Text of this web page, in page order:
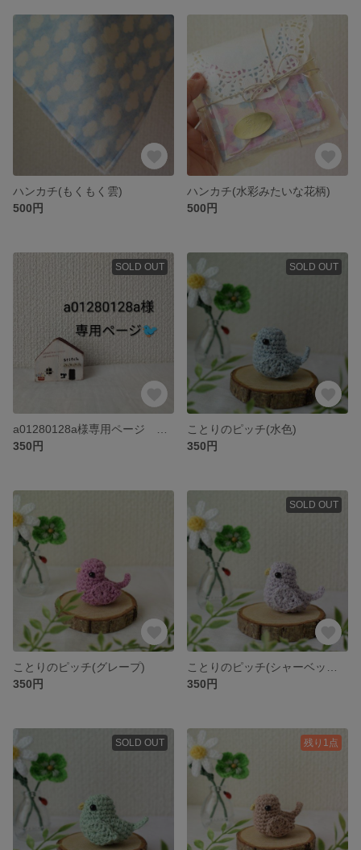
ハンカチ(もくもく雲)
500円
ハンカチ(水彩みたいな花柄)
500円
SOLD OUT
350円
SOLD OUT
ことりのピッチ(水色)
350円
ことりのピッチ(グレープ)
350円
SOLD OUT
350円
SOLD OUT 残り1点